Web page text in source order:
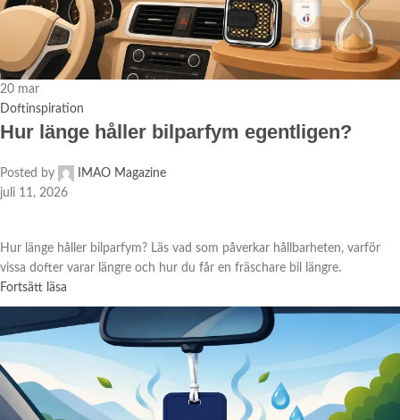
20 mar
Doftinspiration
Hur länge håller bilparfym egentligen?
Posted by
IMAO Magazine
juli 11, 2026
Hur länge håller bilparfym? Läs vad som påverkar hållbarheten, varför
vissa dofter varar längre och hur du får en fräschare bil längre.
Fortsätt läsa